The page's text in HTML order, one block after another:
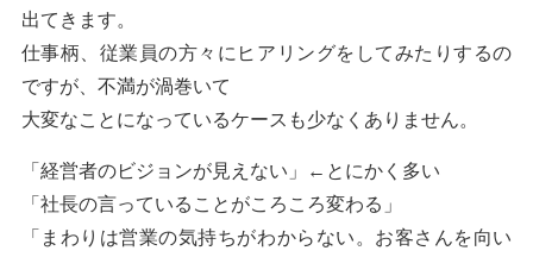
出てきます。
仕事柄、従業員の方々にヒアリングをしてみたりするの
ですが、不満が渦巻いて
大変なことになっているケースも少なくありません。
「経営者のビジョンが見えない」←とにかく多い
「社長の言っていることがころころ変わる」
「まわりは営業の気持ちがわからない。お客さんを向い